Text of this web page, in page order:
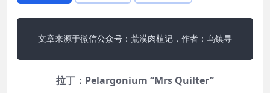
文章来源于微信公众号：荒漠肉植记，作者：乌镇寻
拉丁：Pelargonium “Mrs Quilter”